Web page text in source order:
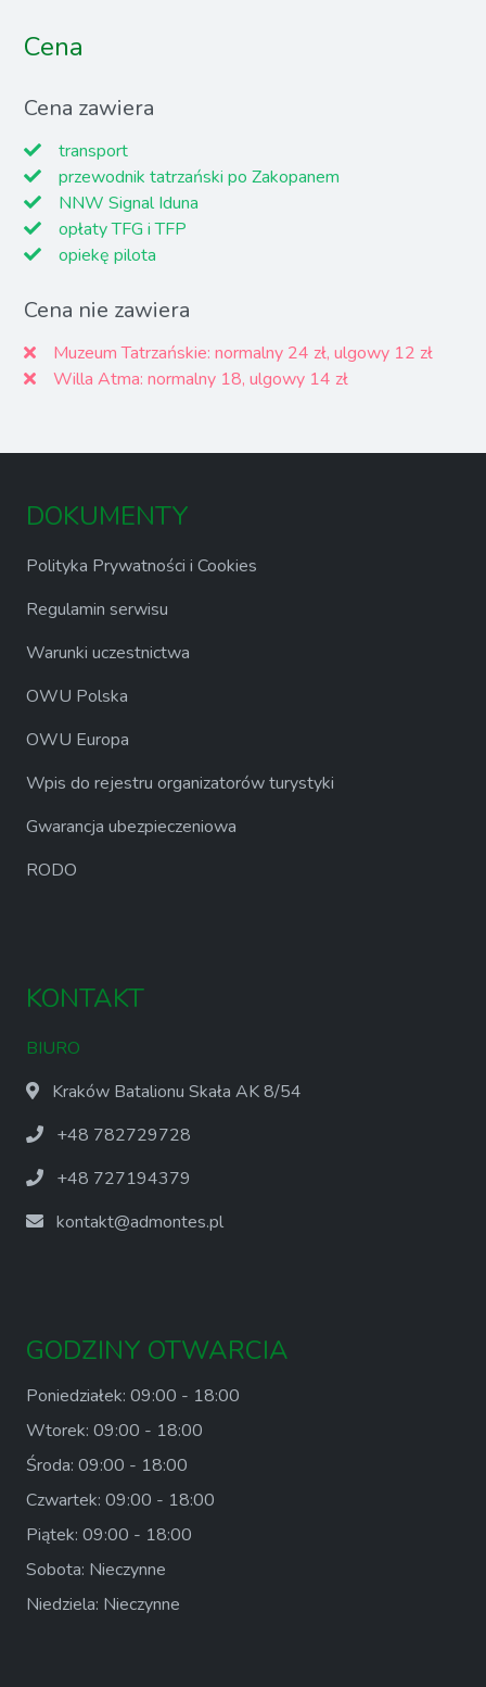
Cena
Cena zawiera
transport
przewodnik tatrzański po Zakopanem
NNW Signal Iduna
opłaty TFG i TFP
opiekę pilota
Cena nie zawiera
Muzeum Tatrzańskie: normalny 24 zł, ulgowy 12 zł
Willa Atma: normalny 18, ulgowy 14 zł
DOKUMENTY
Polityka Prywatności i Cookies
Regulamin serwisu
Warunki uczestnictwa
OWU Polska
OWU Europa
Wpis do rejestru organizatorów turystyki
Gwarancja ubezpieczeniowa
RODO
KONTAKT
BIURO
Kraków Batalionu Skała AK 8/54
+48 782729728
+48 727194379
kontakt@admontes.pl
GODZINY OTWARCIA
Poniedziałek: 09:00 - 18:00
Wtorek: 09:00 - 18:00
Środa: 09:00 - 18:00
Czwartek: 09:00 - 18:00
Piątek: 09:00 - 18:00
Sobota: Nieczynne
Niedziela: Nieczynne